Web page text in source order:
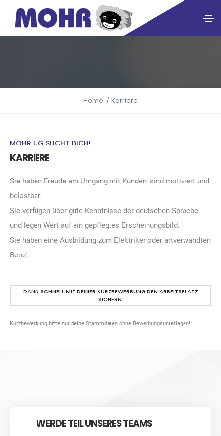
Home Karriere
MOHR UG SUCHT DICH!
KARRIERE
Sie haben Freude am Umgang mit Kunden, sind motiviert und
belastbar.
Sie verfügen über gute Kenntnisse der deutschen Sprache
und legen Wert auf ein gepflegtes Erscheinungsbild.
Sie haben eine Ausbildung zum Elektriker oder artverwandten
Beruf.
DANN SCHNELL MIT DEINER KURZBEWERBUNG DEN ARBEITSPLATZ
SICHERN.
Kurzbewerbung bitte nur deine Stammdaten ohne Bewerbungsunterlagen!
WERDE TEIL UNSERES TEAMS